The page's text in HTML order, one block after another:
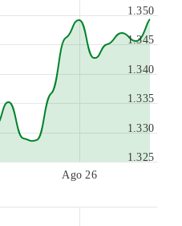
Ago 26
1.325
1.330
1.335
1.340
1.345
1.350